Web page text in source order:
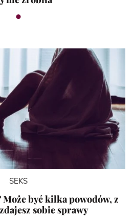
SEKS
Może być kilka powodów, z
sobie sprawy